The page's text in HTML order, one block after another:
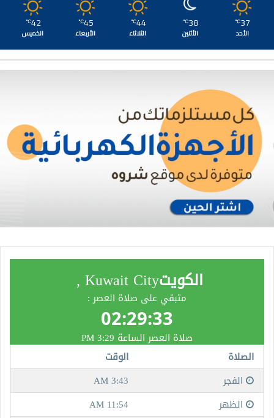
37
℃
الأحد
38
℃
الأثنين
44
℃
الثلاثاء
45
℃
الأربعاء
42
℃
الخميس